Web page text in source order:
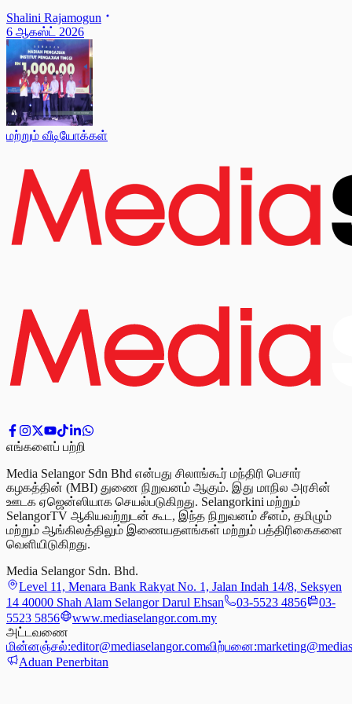
Shalini Rajamogun
6 ஆகஸ்ட் 2026
மற்றும் வீடியோக்கள்
எங்களைப் பற்றி
Media Selangor Sdn Bhd என்பது சிலாங்கூர் மந்திரி பெசார்
கழகத்தின் (MBI) துணை நிறுவனம் ஆகும். இது மாநில அரசின்
ஊடக ஏஜென்ஸியாக செயல்படுகிறது. Selangorkini மற்றும்
SelangorTV ஆகியவற்றுடன் கூட, இந்த நிறுவனம் சீனம், தமிழும்
மற்றும் ஆங்கிலத்திலும் இணையதளங்கள் மற்றும் பத்திரிகைகளை
வெளியிடுகிறது.
Media Selangor Sdn. Bhd.
Level 11, Menara Bank Rakyat No. 1, Jalan Indah 14/8, Seksyen
14 40000 Shah Alam Selangor Darul Ehsan
03-5523 4856
03-
5523 5856
www.mediaselangor.com.my
அட்டவணை
மின்னஞ்சல்:editor@mediaselangor.comவிற்பனை:
Aduan Penerbitan